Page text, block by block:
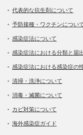
代表的な抗生剤について
予防接種・ワクチンについ
感染症法について
感染症法における分類と届
感染症法における感染症の
清掃・洗浄について
消毒・滅菌について
カビ対策について
海外感染症ガイド